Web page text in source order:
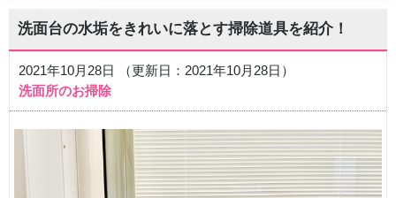
洗面台の水垢をきれいに落とす掃除道具を紹介！
2021年10月28日 （更新日：2021年10月28日）
洗面所のお掃除